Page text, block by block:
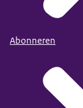
Abonneren